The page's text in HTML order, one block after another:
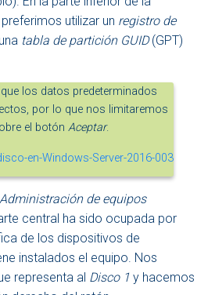
utilizar un registro de
tabla de partición GUID(GPT)
los datos predeterminados
por lo que nos limitaremos
el botónAceptar.
Administración de equipos
central ha sido ocupada por
de los dispositivos de
instalados el equipo. Nos
representa al Disco 1 y hacemos